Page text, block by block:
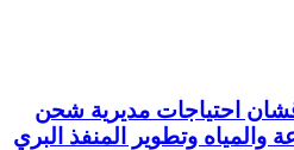
احتياجات مديرية شحن
والمياه وتطوير المنفذ البري